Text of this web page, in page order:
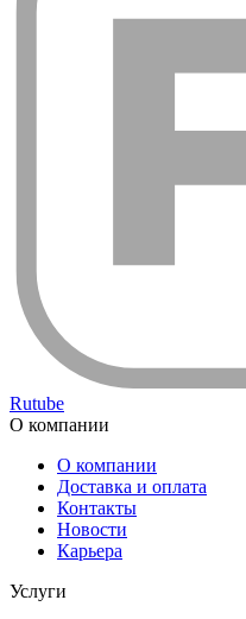
Rutube
О компании
О компании
Доставка и оплата
Контакты
Новости
Карьера
Услуги